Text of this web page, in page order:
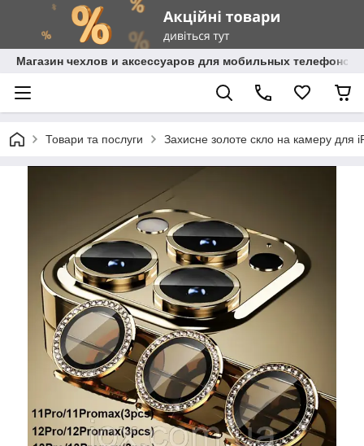
Магазин чехлов и аксессуаров для мобильных телефонов
Товари та послуги Захисне золоте скло на камеру для